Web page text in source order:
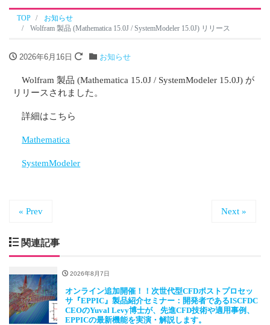
TOP
お知らせ
Wolfram 製品 (Mathematica 15.0J / SystemModeler 15.0J) リリース
2026年6月16日 お知らせ
Wolfram 製品 (Mathematica 15.0J / SystemModeler 15.0J) が
リリースされました。
詳細はこちら
Mathematica
SystemModeler
« Prev Next »
関連記事
2026年8月7日
オンライン追加開催！！次世代型CFDポストプロセッ
サ『EPPIC』製品紹介セミナー：開発者であるISCFDC
CEOのYuval Levy博士が、先進CFD技術や適用事例、
EPPICの最新機能を実演・解説します。